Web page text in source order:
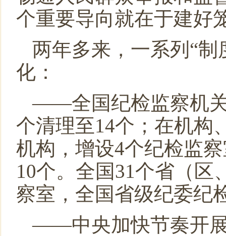
个重要导向就在于建好
两年多来，一系列“
化：
——全国纪检监察机关
个清理至14个；在机构
机构，增设4个纪检监
10个。全国31个省（区
察室，全国省级纪委纪
——中央加快节奏开